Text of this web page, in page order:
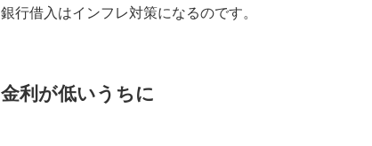
銀行借入はインフレ対策になるのです。
金利が低いうちに